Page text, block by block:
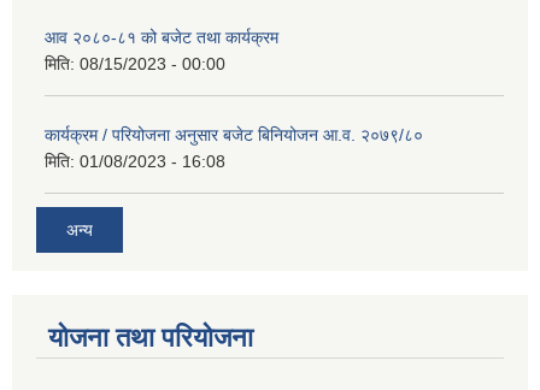
आव २०८०-८१ को बजेट तथा कार्यक्रम
मिति: 08/15/2023 - 00:00
कार्यक्रम / परियोजना अनुसार बजेट बिनियोजन आ.व. २०७९/८०
मिति: 01/08/2023 - 16:08
अन्य
योजना तथा परियोजना